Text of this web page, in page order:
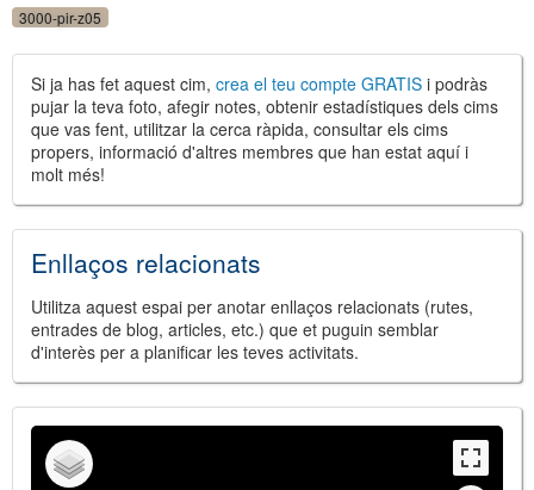
3000-pir-z05
Si ja has fet aquest cim, crea el teu compte GRATIS i podràs
pujar la teva foto, afegir notes, obtenir estadístiques dels cims
que vas fent, utilitzar la cerca ràpida, consultar els cims
propers, informació d'altres membres que han estat aquí i
molt més!
Enllaços relacionats
Utilitza aquest espai per anotar enllaços relacionats (rutes,
entrades de blog, articles, etc.) que et puguin semblar
d'interès per a planificar les teves activitats.